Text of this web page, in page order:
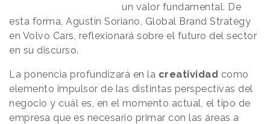
un valor fundamental. De
esta forma, Agustín Soriano, Global Brand Strategy
en Volvo Cars, reflexionará sobre el futuro del sector
en su discurso.
La ponencia profundizará en la creatividad como
elemento impulsor de las distintas perspectivas del
negocio y cuál es, en el momento actual, el tipo de
empresa que es necesario primar con las áreas a